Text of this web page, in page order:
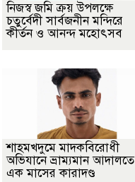
নিজস্ব জমি ক্রয় উপলক্ষে
চতুর্বেদী সার্বজনীন মন্দিরে
কীর্তন ও আনন্দ মহোৎসব
শাহমখদুমে মাদকবিরোধী
অভিযানে ভ্রাম্যমান আদালতে
এক মাসের কারাদণ্ড